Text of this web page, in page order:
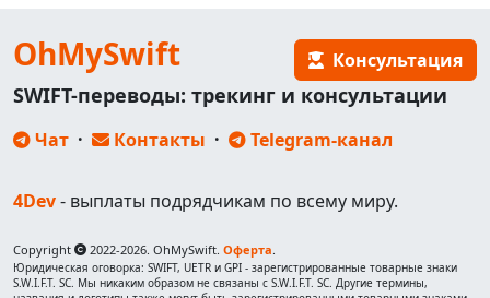
OhMySwift Консультация
SWIFT-переводы: трекинг и консультации
Чат · Контакты · Telegram-канал
4Dev- выплаты подрядчикам по всему миру.
Copyright 2022-2026. OhMySwift. Оферта.
Юридическая оговорка: SWIFT, UETR и GPI - зарегистрированные товарные знаки
S.W.I.F.T. SC. Мы никаким образом не связаны с S.W.I.F.T. SC. Другие термины,